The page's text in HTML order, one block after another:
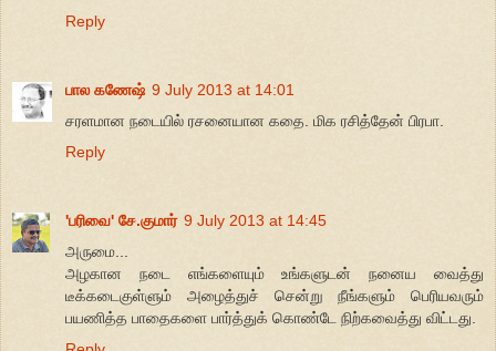
Reply
பால கணேஷ் 9 July 2013 at 14:01
சரளமான நடையில் ரசனையான கதை. மிக ரசித்தேன் பிரபா.
Reply
'பரிவை' சே.குமார் 9 July 2013 at 14:45
அருமை...
அழகான நடை எங்களையும் உங்களுடன் நனைய வைத்து
டீக்கடைகுள்ளும் அழைத்துச் சென்று நீங்களும் பெரியவரும்
பயணித்த பாதைகளை பார்த்துக் கொண்டே நிற்கவைத்து விட்டது.